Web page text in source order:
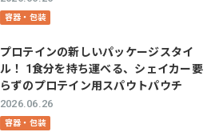
容器・包装
プロテインの新しいパッケージスタイ
ル！ 1食分を持ち運べる、シェイカー要
らずのプロテイン用スパウトパウチ
2026.06.26
容器・包装